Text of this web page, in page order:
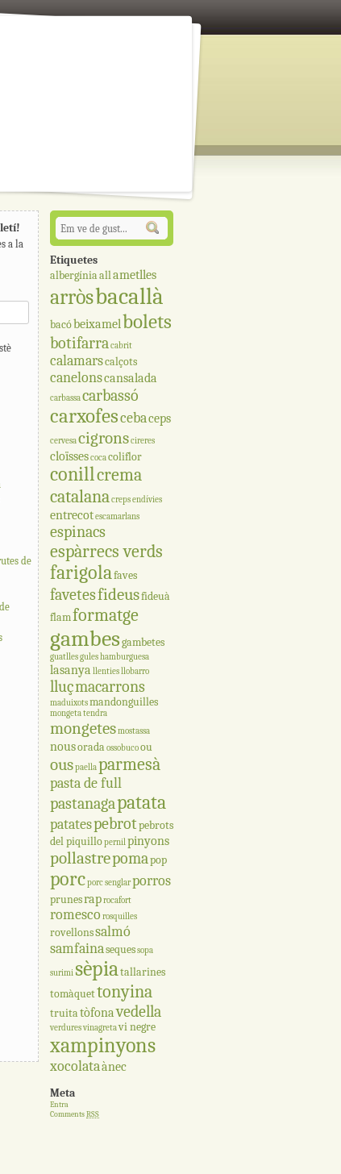
a la
de
Etiquetes
albergíniaallametlles
arròsbacallà
bacóbeixamelbolets
botifarracabrit
calamarscalçots
canelonscansalada
carbassacarbassó
carxofescebaceps
cervesacigronscireres
cloïssescocacoliflor
conillcrema
catalanacrepsendívies
entrecotescamarlans
espinacs
espàrrecs verds
farigolafaves
favetesfideusfideuà
flamformatge
gambes gambetes
guatllesguleshamburguesa
lasanya llentiesllobarro
lluçmacarrons
maduixotsmandonguilles
mongeta tendra
mongetesmostassa
nousoradaossobucoou
ouspaellaparmesà
pasta de full
pastanagapatata
patatespebrot pebrots
del piquillopernilpinyons
pollastrepomapop
porcporc senglarporros
prunesraprocafort
romesco rosquilles
rovellonssalmó
samfainasequessopa
surimi sèpiatallarines
tomàquettonyina
truitatòfonavedella
verduresvinagretavi negre
xampinyons
xocolataànec
Meta
Entra
CommentsRSS